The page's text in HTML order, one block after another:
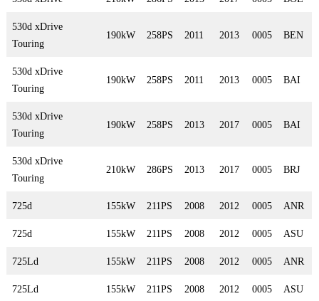
530d xDrive
Touring
190kW 258PS 2011 2013 0005 BEN
530d xDrive
Touring
190kW 258PS 2011 2013 0005 BAI
530d xDrive
Touring
190kW 258PS 2013 2017 0005 BAI
530d xDrive
Touring
210kW 286PS 2013 2017 0005 BRJ
725d 155kW 211PS 2008 2012 0005 ANR
725d 155kW 211PS 2008 2012 0005 ASU
725Ld 155kW 211PS 2008 2012 0005 ANR
725Ld 155kW 211PS 2008 2012 0005 ASU